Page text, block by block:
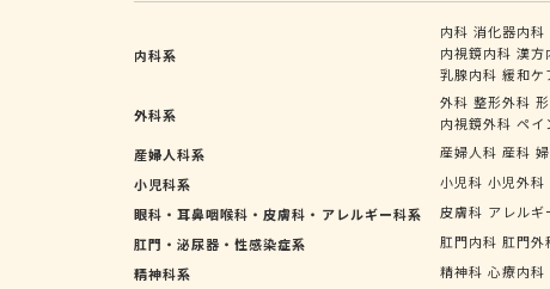
内科系
内科 消化器内科
内視鏡内科 漢方
乳腺内科 緩和ケ
外科系
外科 整形外科
内視鏡外科 ペイ
産婦人科系
産婦人科 産科
小児科系
小児科 小児外科
眼科・耳鼻咽喉科・皮膚科・アレルギー科系
皮膚科 アレルギ
肛門・泌尿器・性感染症系
肛門内科 肛門外
精神科系
精神科 心療内科